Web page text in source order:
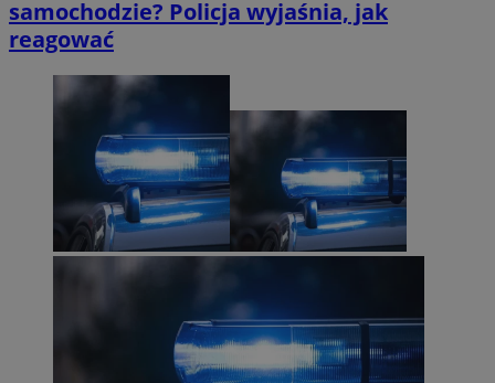
samochodzie? Policja wyjaśnia, jak
reagować